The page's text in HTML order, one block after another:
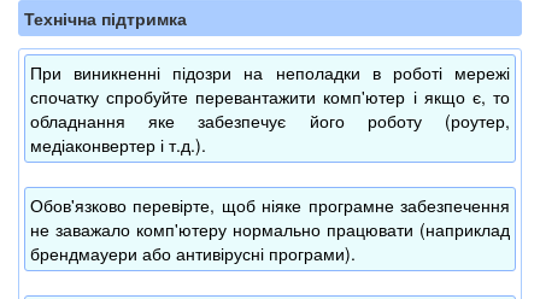
Технічна підтримка
При виникненні підозри на неполадки в роботі мережі
спочатку спробуйте перевантажити комп'ютер і якщо є, то
обладнання яке забезпечує його роботу (роутер,
медіаконвертер і т.д.).
Обов'язково перевірте, щоб ніяке програмне забезпечення
не заважало комп'ютеру нормально працювати (наприклад
брендмауери або антивірусні програми).